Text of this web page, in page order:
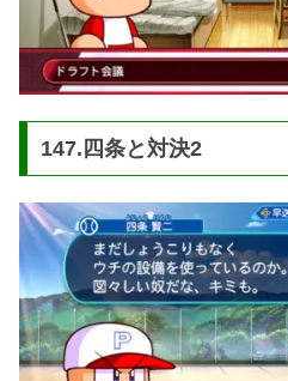
147.四条と対決2